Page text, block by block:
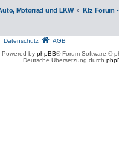
Motorrad und LKW Kfz Forum
Datenschutz
AGB
Powered by phpBB® Forum Software ©
Deutsche Übersetzung durch